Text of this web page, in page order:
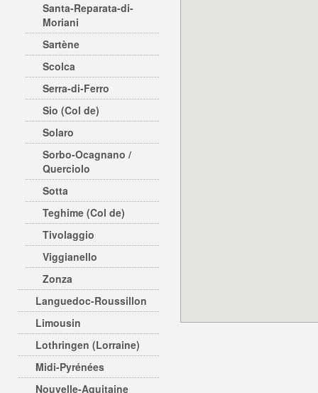
Santa-Reparata-di-
Moriani
Sartène
Scolca
Serra-di-Ferro
Sio (Col de)
Solaro
Sorbo-Ocagnano /
Querciolo
Sotta
Teghime (Col de)
Tivolaggio
Viggianello
Zonza
Languedoc-Roussillon
Limousin
Lothringen (Lorraine)
Midi-Pyrénées
Nouvelle-Aquitaine